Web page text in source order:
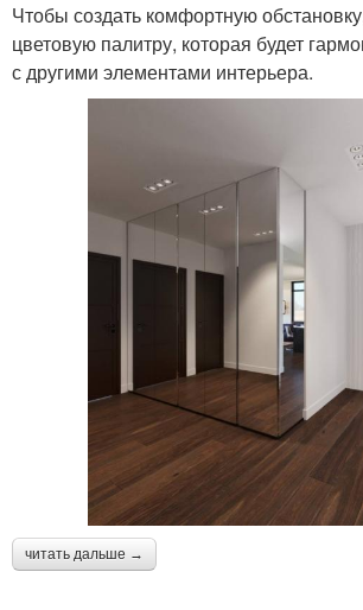
Чтобы создать комфортную
цветовую палитру, которая будет
с другими элементами интерьера.
читать дальше →